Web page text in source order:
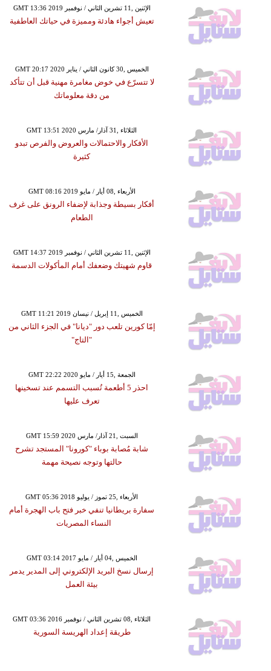
GMT 13:36 2019 الإثنين ,11 تشرين الثاني / نوفمبر
تعيش أجواء هادئة ومميزة في حياتك العاطفية
GMT 20:17 2020 الخميس ,30 كانون الثاني / يناير
لا تتسرّع في خوض مغامرة مهنية قبل أن تتأكد
من دقة معلوماتك
GMT 13:51 2020 الثلاثاء ,31 آذار/ مارس
الأفكار والاحتمالات والعروض والفرص تبدو
كثيرة
GMT 08:16 2019 الأربعاء ,08 أيار / مايو
أفكار بسيطة وجذابة لإضفاء الرونق على غرف
الطعام
GMT 14:37 2019 الإثنين ,11 تشرين الثاني / نوفمبر
قاوم شهيتك وضعفك أمام المأكولات الدسمة
GMT 11:21 2019 الخميس ,11 إبريل / نيسان
إمّا كورين تلعب دور "ديانا" في الجزء الثاني من
"التاج"
GMT 22:22 2020 الجمعة ,15 أيار / مايو
احذر 5 أطعمة تُسبب التسمم عند تسخينها
تعرف عليها
GMT 15:59 2020 السبت ,21 آذار/ مارس
شابة مُصابة بوباء "كورونا" المستجد تشرح
حالتها وتوجه نصيحة مهمة
GMT 05:36 2018 الأربعاء ,25 تموز / يوليو
سفارة بريطانيا تنفي خبر فتح باب الهجرة أمام
النساء المصريات
GMT 03:14 2017 الخميس ,04 أيار / مايو
إرسال نسخ البريد الإلكتروني إلى المدير يدمر
بيئة العمل
GMT 03:36 2016 الثلاثاء ,08 تشرين الثاني / نوفمبر
طريقة إعداد الهريسة السورية